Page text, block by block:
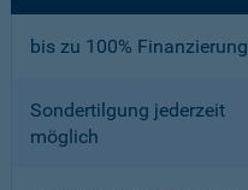
bis zu 100% Finanzierung
Sondertilgung jederzeit
möglich